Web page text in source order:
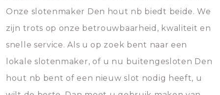
Onze slotenmaker Den hout nb biedt beide. We
zijn trots op onze betrouwbaarheid, kwaliteit en
snelle service. Als u op zoek bent naar een
lokale slotenmaker, of u nu buitengesloten Den
hout nb bent of een nieuw slot nodig heeft, u